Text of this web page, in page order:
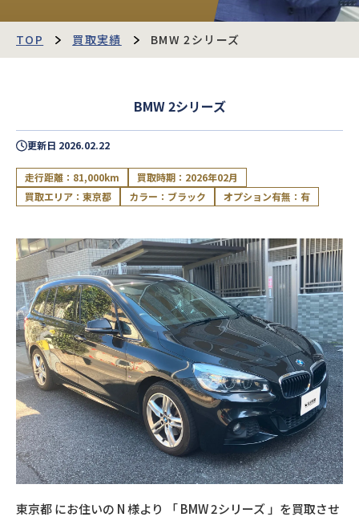
運営会社
最強買取マガジン
閉じる
TOP 買取実績 BMW 2シリーズ
BMW 2シリーズ
更新日 2026.02.22
走行距離：81,000km
買取時期：2026年02月
買取エリア：東京都
カラー：ブラック オプション有無：有
東京都にお住いの N様より 「BMW 2シリーズ 」を買取させ